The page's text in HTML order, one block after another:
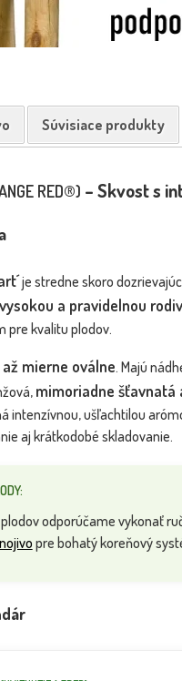
VIP FOTKA
Súvisiace produkty
RED®) – Skvost s
je stredne skoro
vysokou a pravidelnou
pre kvalitu plodov.
mierne oválne. Majú
mimoriadne šťavnatá
intenzívnou, ušľachtilou
aj krátkodobé skladovanie.
odporúčame vykonať
pre bohatý koreňový